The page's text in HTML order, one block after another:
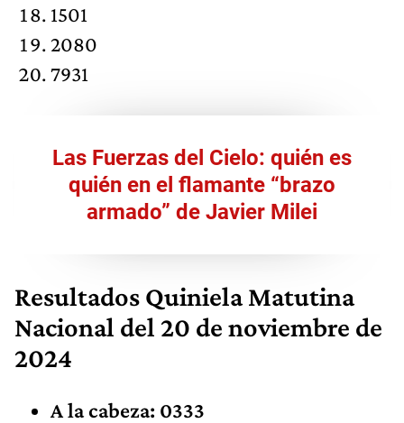
1501
2080
7931
Las Fuerzas del Cielo: quién es
quién en el flamante “brazo
armado” de Javier Milei
Resultados Quiniela Matutina
Nacional del 20 de noviembre de
2024
A la cabeza: 0333